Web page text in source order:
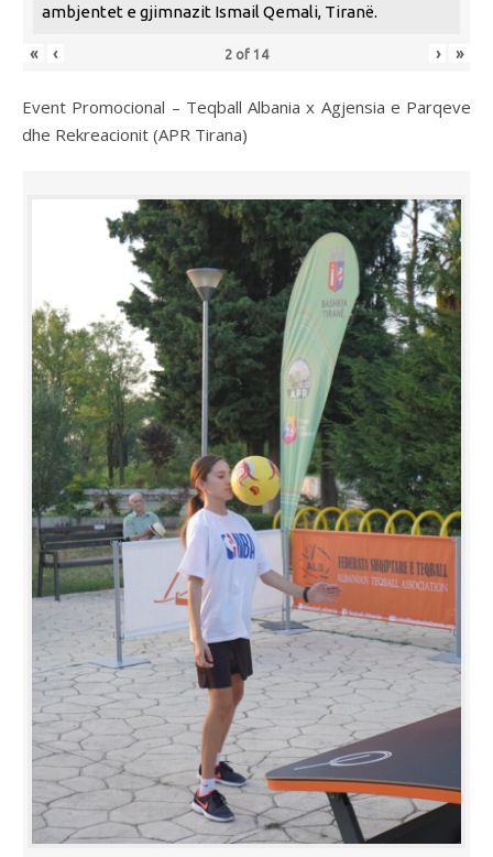
ambjentet e gjimnazit Ismail Qemali, Tiranë.
« ‹ 2 of 14 › »
Event Promocional – Teqball Albania x Agjensia e Parqeve
dhe Rekreacionit (APR Tirana)